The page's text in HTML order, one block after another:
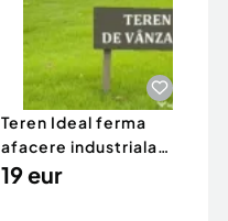
Teren Ideal ferma
afacere industriala
deschidere 71 ml la
19 eur